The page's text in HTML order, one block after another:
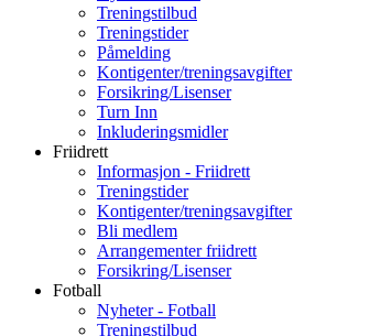
Treningstilbud
Treningstider
Påmelding
Kontigenter/treningsavgifter
Forsikring/Lisenser
Turn Inn
Inkluderingsmidler
Friidrett
Informasjon - Friidrett
Treningstider
Kontigenter/treningsavgifter
Bli medlem
Arrangementer friidrett
Forsikring/Lisenser
Fotball
Nyheter - Fotball
Treningstilbud